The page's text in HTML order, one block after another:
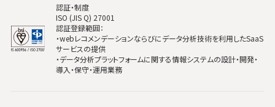
認証・制度
ISO (JIS Q) 27001
認証登録範囲：
・webレコメンデーションならびにデータ分析技術を利用したSaaS
サービスの提供
・データ分析プラットフォームに関する情報システムの設計・開発・
導入・保守・運用業務